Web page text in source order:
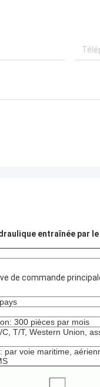
entraînée par
de commande
300 pièces par mois
T/T, Western Union,
par voie maritime,